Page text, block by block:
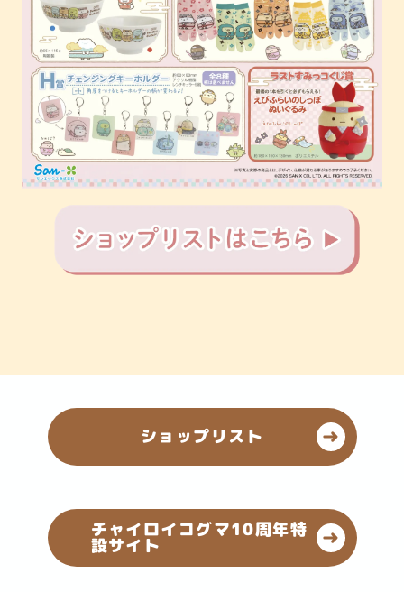
ショップリスト
チャイロイコグマ10周年特
設サイト